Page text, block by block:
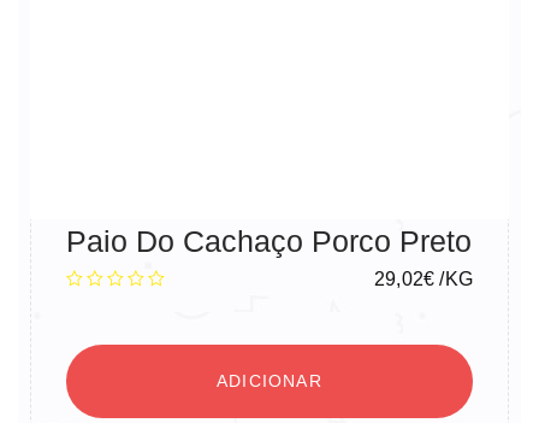
Paio Do Cachaço Porco Preto
29,02€ /KG
ADICIONAR